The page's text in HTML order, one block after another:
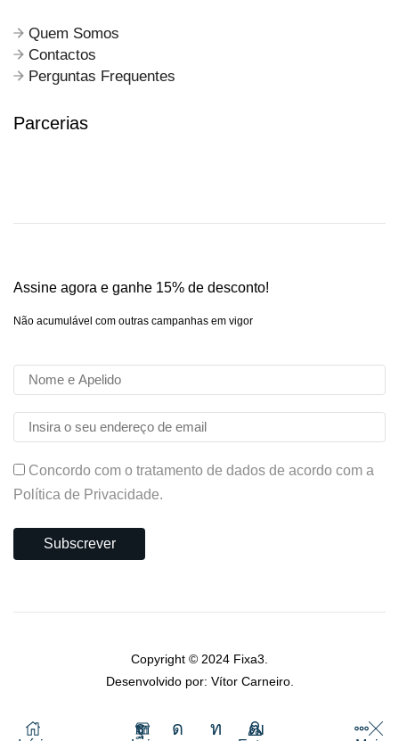
Quem Somos
Contactos
Perguntas Frequentes
Parcerias
Assine agora e ganhe 15% de desconto!
Não acumulável com outras campanhas em vigor
Concordo com o tratamento de dados de acordo com a
Política de Privacidade.
Copyright © 2024 Fixa3
Desenvolvido por: Vítor Carneiro.